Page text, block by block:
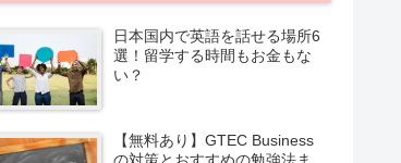
日本国内で英語を話せる場所6
選！留学する時間もお金もな
い？
【無料あり】GTEC Business
の対策とおすすめの勉強法ま